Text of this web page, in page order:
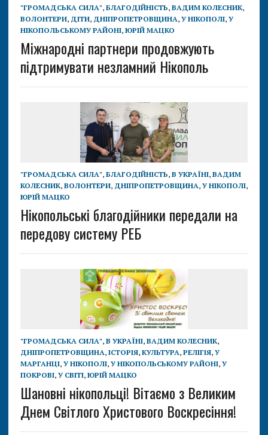
"ГРОМАДСЬКА СИЛА", БЛАГОДІЙНІСТЬ, ВАДИМ КОЛЕСНИК,
ВОЛОНТЕРИ, ДІТИ, ДНІПРОПЕТРОВЩИНА, У НІКОПОЛІ, У
НІКОПОЛЬСЬКОМУ РАЙОНІ, ЮРІЙ МАЦКО
Міжнародні партнери продовжують
підтримувати незламний Нікополь
"ГРОМАДСЬКА СИЛА", БЛАГОДІЙНІСТЬ, В УКРАЇНІ, ВАДИМ
КОЛЕСНИК, ВОЛОНТЕРИ, ДНІПРОПЕТРОВЩИНА, У НІКОПОЛІ,
ЮРІЙ МАЦКО
Нікопольські благодійники передали на
передову систему РЕБ
"ГРОМАДСЬКА СИЛА", В УКРАЇНІ, ВАДИМ КОЛЕСНИК,
ДНІПРОПЕТРОВЩИНА, ІСТОРІЯ, КУЛЬТУРА, РЕЛІГІЯ, У
МАРГАНЦІ, У НІКОПОЛІ, У НІКОПОЛЬСЬКОМУ РАЙОНІ, У
ПОКРОВІ, У СВІТІ, ЮРІЙ МАЦКО
Шановні нікопольці! Вітаємо з Великим
Днем Світлого Христового Воскресіння!